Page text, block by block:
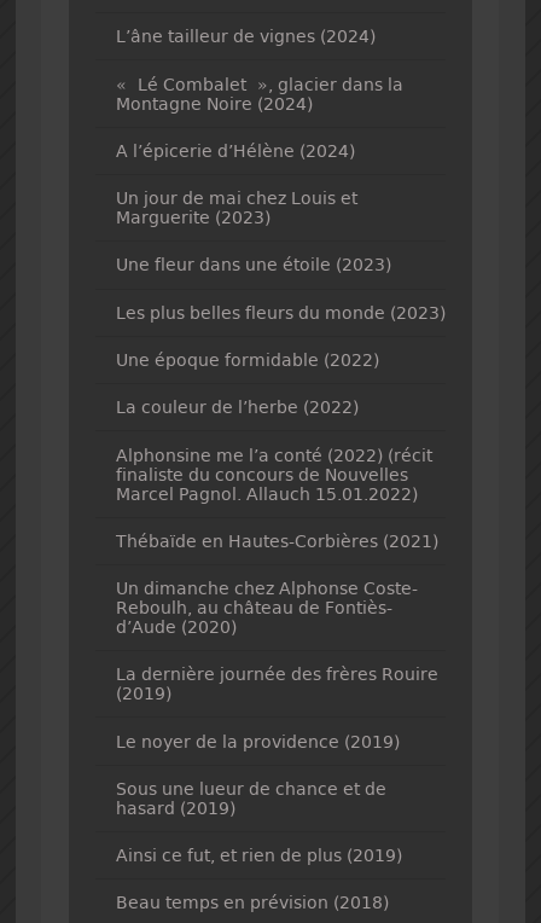
L’âne tailleur de vignes (2024)
« Lé Combalet », glacier dans la
Montagne Noire (2024)
A l’épicerie d’Hélène (2024)
Un jour de mai chez Louis et
Marguerite (2023)
Une fleur dans une étoile (2023)
Les plus belles fleurs du monde (2023)
Une époque formidable (2022)
La couleur de l’herbe (2022)
Alphonsine me l’a conté (2022) (récit
finaliste du concours de Nouvelles
Marcel Pagnol. Allauch 15.01.2022)
Thébaïde en Hautes-Corbières (2021)
Un dimanche chez Alphonse Coste-
Reboulh, au château de Fontiès-
d’Aude (2020)
La dernière journée des frères Rouire
(2019)
Le noyer de la providence (2019)
Sous une lueur de chance et de
hasard (2019)
Ainsi ce fut, et rien de plus (2019)
Beau temps en prévision (2018)